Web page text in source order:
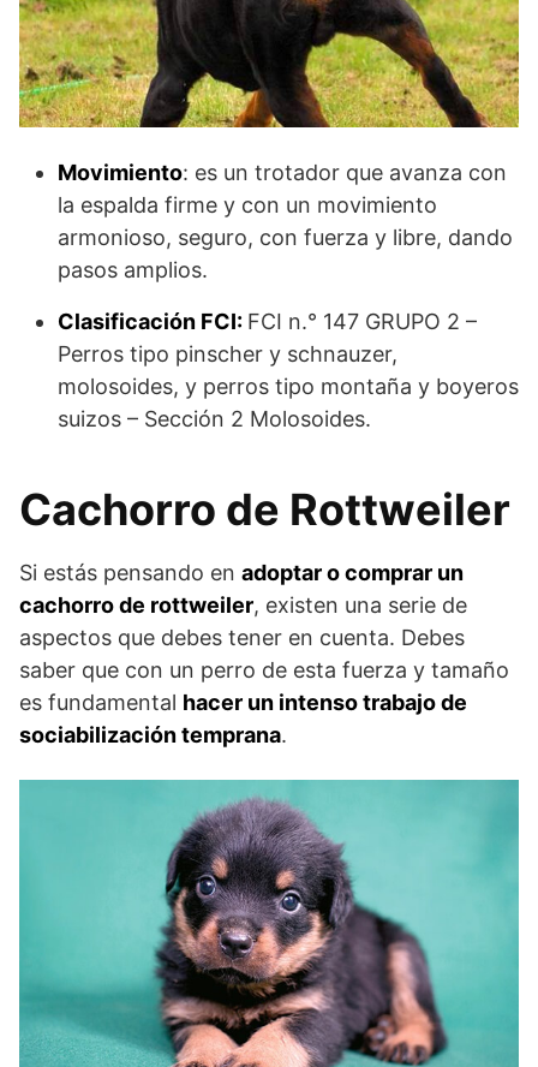
Movimiento: es un trotador que avanza con
la espalda firme y con un movimiento
armonioso, seguro, con fuerza y libre, dando
pasos amplios.
Clasificación FCI: FCI n.° 147 GRUPO 2 –
Perros tipo pinscher y schnauzer,
molosoides, y perros tipo montaña y boyeros
suizos – Sección 2 Molosoides.
Cachorro de Rottweiler
Si estás pensando en adoptar o comprar un
cachorro de rottweiler, existen una serie de
aspectos que debes tener en cuenta. Debes
saber que con un perro de esta fuerza y tamaño
es fundamental hacer un intenso trabajo de
sociabilización temprana.